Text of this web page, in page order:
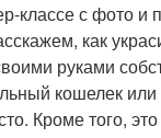
классе с фото и
как
руками
кошелек или
Кроме того,